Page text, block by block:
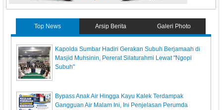
Top News Arsip Berita Galeri Photo
Kapolda Sumbar Hadiri Gerakan Subuh Berjamaah di
Masjid Muhsinin, Pererat Silaturahmi Lewat "Ngopi
Subuh"
Bypass Anak Air Hingga Kayu Kalek Terdampak
Gangguan Air Malam Ini, Ini Penjelasan Perumda